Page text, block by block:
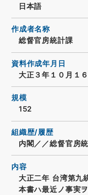
日本語
作成者名称
総督官房統計課
資料作成年月日
大正３年１０月１
規模
152
組織歴/履歴
内閣／／総督官房
内容
大正二年 台湾第九
本書ハ最近ノ事実